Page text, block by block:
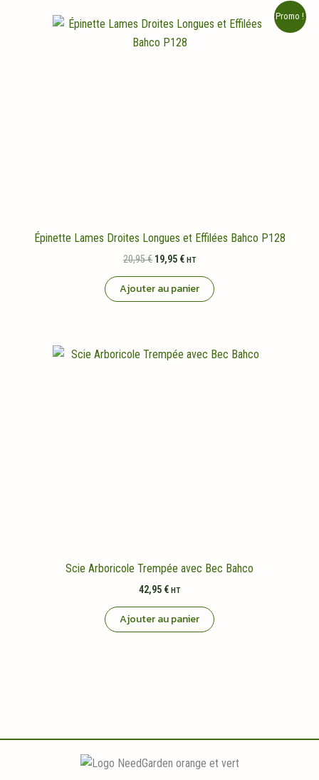
Promo !
Épinette Lames Droites Longues et Effilées Bahco P128
20,95€ Le
initial
était :
19,95 €Le
actuel
HT
Ajouter au panier
Scie Arboricole Trempée avec Bec Bahco
42,95 € HT
Ajouter au panier